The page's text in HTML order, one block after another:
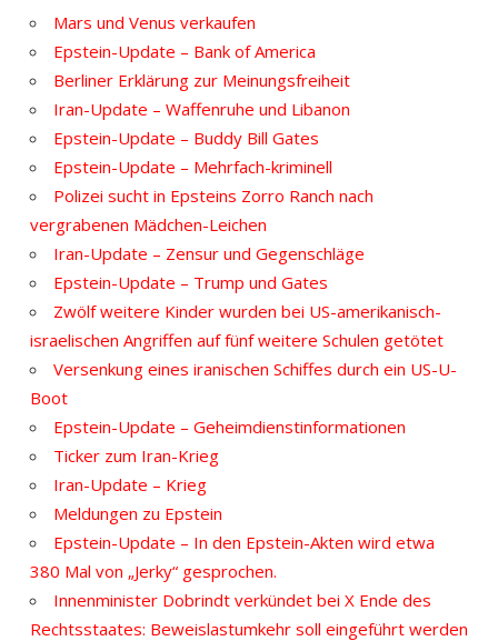
Mars und Venus verkaufen
Epstein-Update – Bank of America
Berliner Erklärung zur Meinungsfreiheit
Iran-Update – Waffenruhe und Libanon
Epstein-Update – Buddy Bill Gates
Epstein-Update – Mehrfach-kriminell
Polizei sucht in Epsteins Zorro Ranch nach
vergrabenen Mädchen-Leichen
Iran-Update – Zensur und Gegenschläge
Epstein-Update – Trump und Gates
Zwölf weitere Kinder wurden bei US-amerikanisch-
israelischen Angriffen auf fünf weitere Schulen getötet
Versenkung eines iranischen Schiffes durch ein US-U-
Boot
Epstein-Update – Geheimdienstinformationen
Ticker zum Iran-Krieg
Iran-Update – Krieg
Meldungen zu Epstein
Epstein-Update – In den Epstein-Akten wird etwa
380 Mal von „Jerky“ gesprochen.
Innenminister Dobrindt verkündet bei X Ende des
Rechtsstaates: Beweislastumkehr soll eingeführt werden